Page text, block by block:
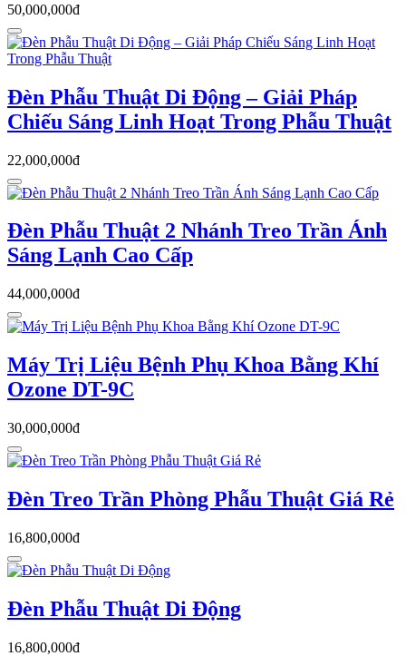
50,000,000đ
Đèn Phẫu Thuật Di Động – Giải Pháp
Chiếu Sáng Linh Hoạt Trong Phẫu Thuật
22,000,000đ
Đèn Phẫu Thuật 2 Nhánh Treo Trần Ánh
Sáng Lạnh Cao Cấp
44,000,000đ
Máy Trị Liệu Bệnh Phụ Khoa Bằng Khí
Ozone DT-9C
30,000,000đ
Đèn Treo Trần Phòng Phẫu Thuật Giá Rẻ
16,800,000đ
Đèn Phẫu Thuật Di Động
16,800,000đ